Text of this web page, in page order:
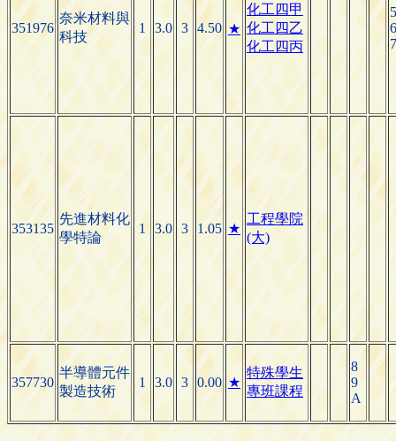
351976
奈米材料與
科技
1 3.0 3 4.50 ★
化工四甲
化工四乙
化工四丙
5
6
7
353135
先進材料化
學特論
1 3.0 3 1.05 ★
工程學院
(大)
357730
半導體元件
製造技術
1 3.0 3 0.00 ★
特殊學生
專班課程
8
9
A